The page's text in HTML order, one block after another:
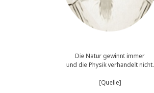
Die Natur gewinnt immer
und die Physik verhandelt nicht.
[Quelle]